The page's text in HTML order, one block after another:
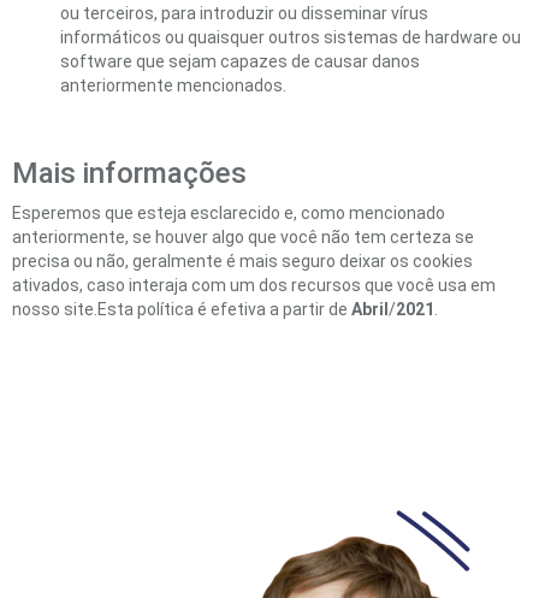
ou terceiros, para introduzir ou disseminar vírus
informáticos ou quaisquer outros sistemas de hardware ou
software que sejam capazes de causar danos
anteriormente mencionados.
Mais informações
Esperemos que esteja esclarecido e, como mencionado
anteriormente, se houver algo que você não tem certeza se
precisa ou não, geralmente é mais seguro deixar os cookies
ativados, caso interaja com um dos recursos que você usa em
nosso site.Esta política é efetiva a partir de Abril/2021